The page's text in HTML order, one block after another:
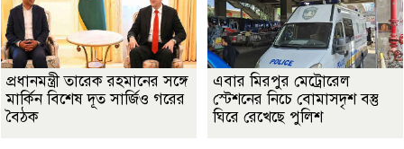
প্রধানমন্ত্রী তারেক রহমানের সঙ্গে
মার্কিন বিশেষ দূত সার্জিও গরের
বৈঠক
এবার মিরপুর মেট্রোরেল
স্টেশনের নিচে বোমাসদৃশ বস্তু
ঘিরে রেখেছে পুলিশ